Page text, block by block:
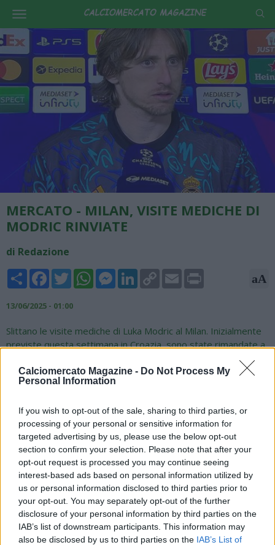
Calciomercato Magazine - Do Not Process My
Personal Information
If you wish to opt-out of the sale, sharing to third parties, or
processing of your personal or sensitive information for
targeted advertising by us, please use the below opt-out
section to confirm your selection. Please note that after your
opt-out request is processed you may continue seeing
interest-based ads based on personal information utilized by
us or personal information disclosed to third parties prior to
your opt-out. You may separately opt-out of the further
disclosure of your personal information by third parties on the
IAB’s list of downstream participants. This information may
also be disclosed by us to third parties on the IAB’s List of
MERCATO - MILAN, VISITE MEDICHE DI
MODRIC RINVIATE
di Redazione
Share FacebookTwitterWhatsAppMessengerLinkedInCopy
Link
Email aA
13/06/2025 - 01:00
Slittano le visite mediche di Luka Modric al Milan. Inizialmente
previste questa settimana in Croazia, sono state rimandate a
dopo il Mondiale per Club che il croato giocherà col Real. Si
tratta di una richiesta dello stesso centrocampista (40 anni il
prossimo 9 settembre), per una questione di rispetto nei
comunque in dubbio, firmerà un contratto annuale con opzione
per una seconda stagione da 4 milioni di euro netti all'anno,
bonus compresi.
Fonte: Sport Mediaset